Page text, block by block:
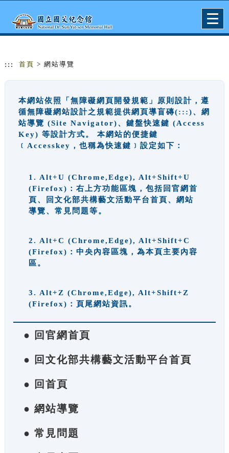
::: 首頁 > 網站導覽
本網站依照「無障礙網頁開發規範」原則設計，遵
循無障礙網站設計之規範提供網頁導盲磚(:::)、網
站導覽 (Site Navigator)、鍵盤快速鍵 (Access
Key) 等設計方式。 本網站的便捷鍵
﹝Accesskey，也稱為快速鍵﹞設定如下：
1. Alt+U (Chrome,Edge), Alt+Shift+U
(Firefox)：右上方功能區塊，包括回官網首
頁、回文化部共構藝文活動平台首頁、網站
導覽、常見問題等。
2. Alt+C (Chrome,Edge), Alt+Shift+C
(Firefox)：中央內容區塊，為本頁主要內容
區。
3. Alt+Z (Chrome,Edge), Alt+Shift+Z
(Firefox)：頁尾網站資訊。
● 回官網首頁
● 回文化部共構藝文活動平台首頁
● 回首頁
● 網站導覽
● 常見問題